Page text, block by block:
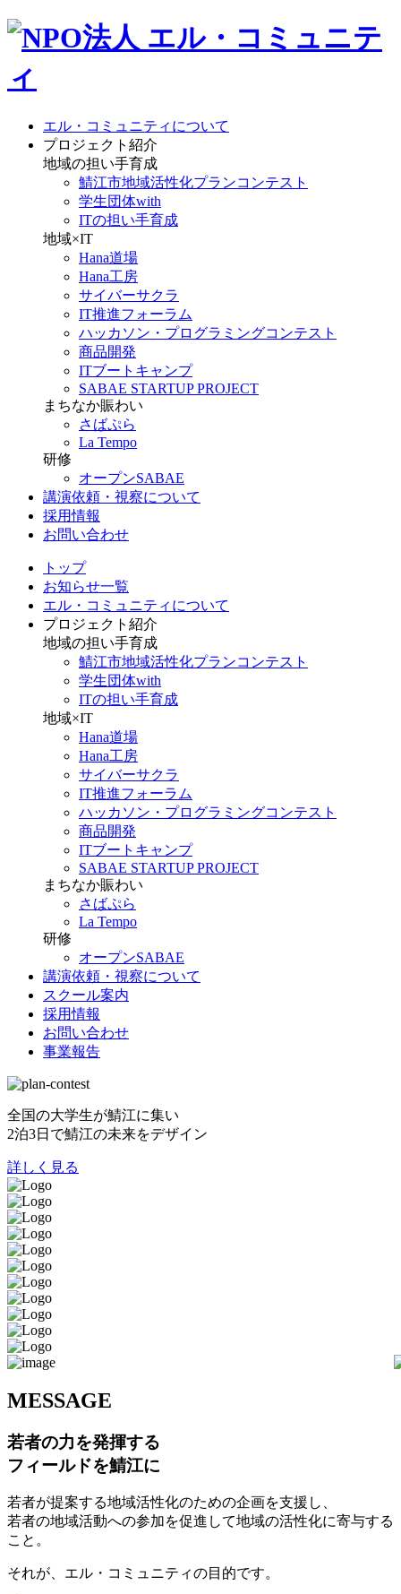
エル・コミュニティについて
プロジェクト紹介
地域の担い手育成
鯖江市地域活性化プランコンテスト
学生団体with
ITの担い手育成
地域×IT
Hana道場
Hana工房
サイバーサクラ
IT推進フォーラム
ハッカソン・プログラミングコンテスト
商品開発
ITブートキャンプ
SABAE STARTUP PROJECT
まちなか賑わい
さばぷら
La Tempo
研修
オープンSABAE
講演依頼・視察について
採用情報
お問い合わせ
トップ
お知らせ一覧
エル・コミュニティについて
プロジェクト紹介
地域の担い手育成
鯖江市地域活性化プランコンテスト
学生団体with
ITの担い手育成
地域×IT
Hana道場
Hana工房
サイバーサクラ
IT推進フォーラム
ハッカソン・プログラミングコンテスト
商品開発
ITブートキャンプ
SABAE STARTUP PROJECT
まちなか賑わい
さばぷら
La Tempo
研修
オープンSABAE
講演依頼・視察について
スクール案内
採用情報
お問い合わせ
事業報告
全国の大学生が鯖江に集い
2泊3日で鯖江の未来をデザイン
詳しく見る
MESSAGE
若者の力を発揮する
フィールドを鯖江に
若者が提案する地域活性化のための企画を支援し、
若者の地域活動への参加を促進して地域の活性化に寄与する
こと。
それが、エル・コミュニティの目的です。